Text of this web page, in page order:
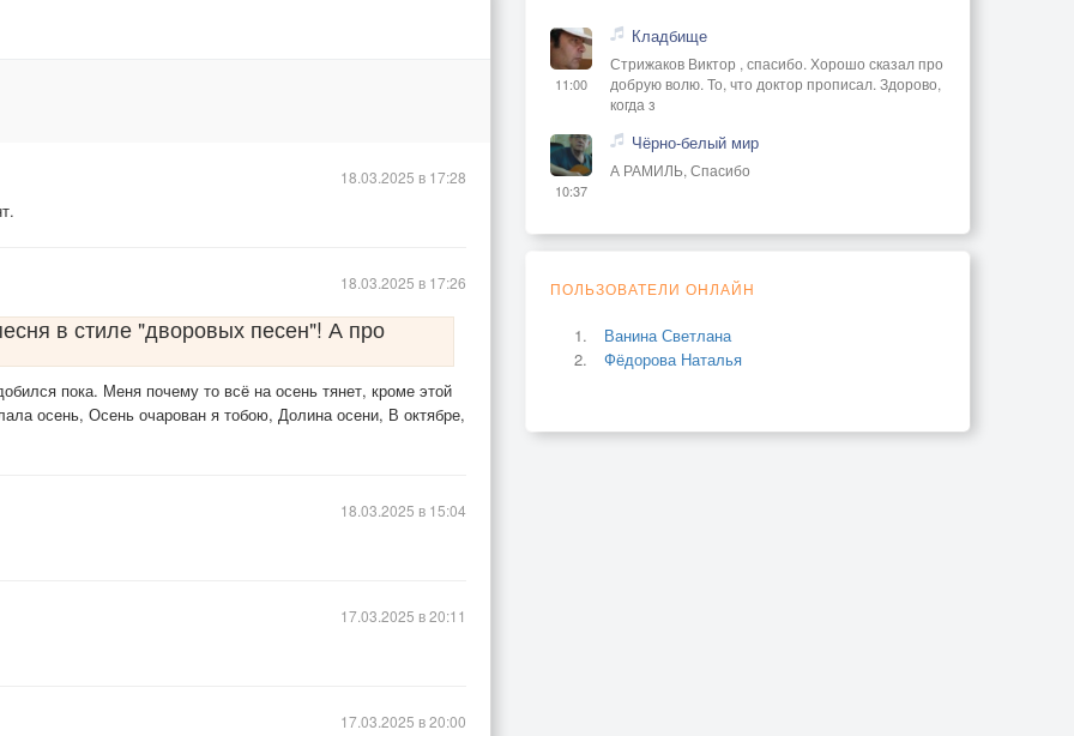
18.03.2025 в 17:28
в стиле "дворовых песен"! А про
пока. Меня почему то всё на осень тянет, кроме этой
осень, Осень очарован я тобою, Долина осени, В октябре,
18.03.2025 в 17:26
18.03.2025 в 15:04
17.03.2025 в 20:11
17.03.2025 в 20:00
11:00
Кладбище
Стрижаков Виктор , спасибо. Хорошо сказал про
добрую волю. То, что доктор прописал. Здорово,
когда з
10:37
Чёрно-белый мир
А РАМИЛЬ, Спасибо
ПОЛЬЗОВАТЕЛИ ОНЛАЙН
Ванина Светлана
Фёдорова Наталья